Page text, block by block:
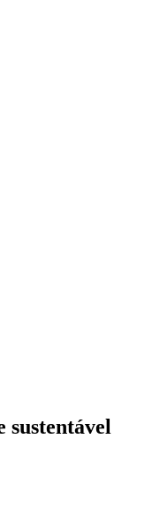
sustentável